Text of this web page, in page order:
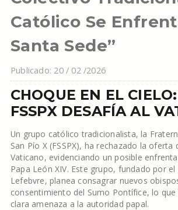
Católico Se
Santa Sede”
Publicado: 20 / 02 /2026
CHOQUE EN EL
FSSPX DESAFÍA AL
Un grupo católico tradicionalista, la
San Pío X (FSSPX), ha rechazado la oferta
Vaticano, evidenciando un posible
Papa León XIV. Este grupo, fundado por
Lefebvre, planea consagrar nuevos
consentimiento del Sumo Pontífice, lo que
clara amenaza a la autoridad papal.